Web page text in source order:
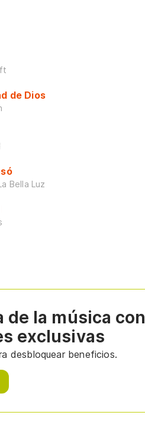
de Dios
Bella Luz
de la música con
exclusivas
desbloquear beneficios.